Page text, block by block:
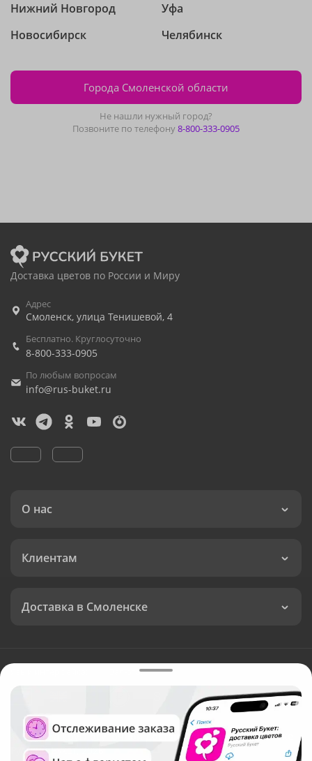
Нижний Новгород
Новосибирск
Уфа
Челябинск
Города Смоленской области
Не нашли нужный город?
Позвоните по телефону8-800-333-0905
Доставка цветов по России и Миру
Адрес
Смоленск, улица Тенишевой, 4
Бесплатно. Круглосуточно
8-800-333-0905
По любым вопросам
info@rus-buket.ru
О нас
Клиентам
Доставка в Смоленске
Валюта:
Служба круглосуточной доставки цветов в Смоленске
Русский Букет, 2026